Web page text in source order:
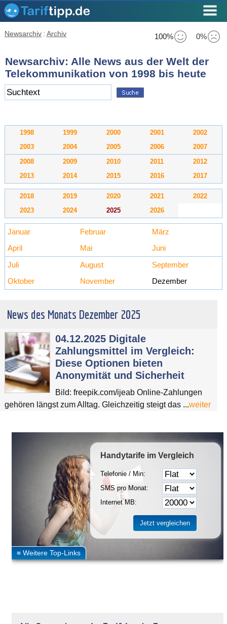
100% 0%
Newsarchiv : Archiv
Newsarchiv: Alle News aus der Welt der
Telekommunikation von 1998 bis heute
1998 1999 2000 2001
2002
2003
2004 2005 2006 2007
2008 2009 2010 2011
2012
2013
2014 2015 2016 2017
2018 2019 2020 2021
2022
2023
2024 2025 2026
Januar Februar
März
April
Mai
Juni
Juli
August
September
Oktober
November Dezember
News des Monats Dezember 2025
04.12.2025 Digitale
Zahlungsmittel im Vergleich:
Diese Optionen bieten
Anonymität und Sicherheit
Bild: freepik.com/ijeab Online-Zahlungen
gehören längst zum Alltag. Gleichzeitig steigt das ...weiter
Handytarife im Vergleich
Telefonie / Min:
SMS pro Monat:
Internet MB: